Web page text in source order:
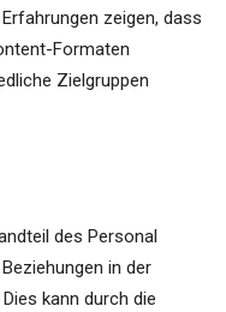
zeigen, dass
Formaten
Zielgruppen
des Personal
in der
kann durch die